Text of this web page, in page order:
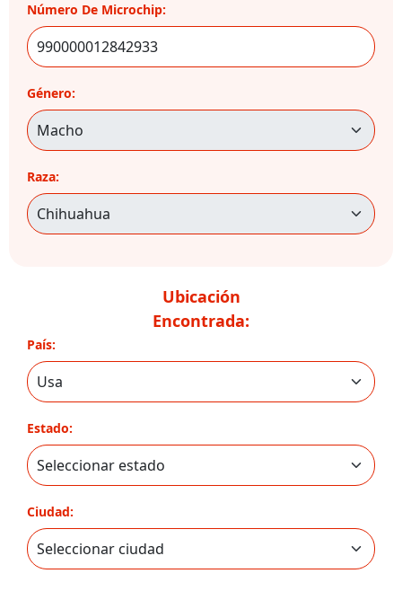
Número De Microchip:
Género:
Raza:
Ubicación
Encontrada:
País:
Estado:
Ciudad: